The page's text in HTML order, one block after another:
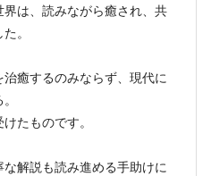
は、読みながら癒され、共
。
癒するのみならず、現代に
たものです。
解説も読み進める手助けに